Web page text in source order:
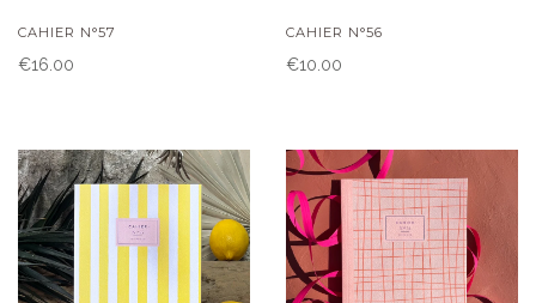
CAHIER N°57
€16.00
CAHIER N°56
€10.00